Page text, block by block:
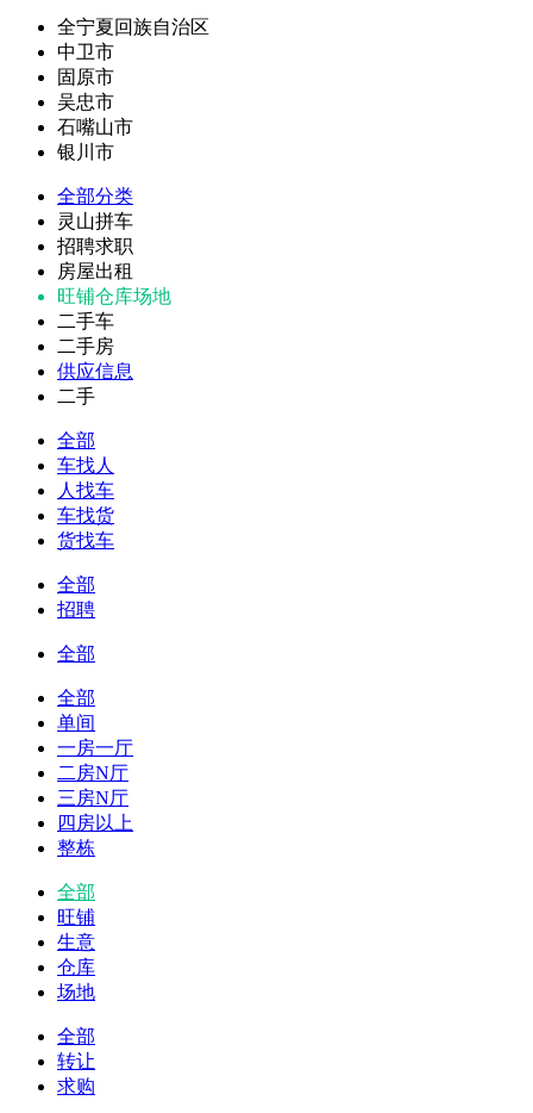
全宁夏回族自治区
中卫市
固原市
吴忠市
石嘴山市
银川市
全部分类
灵山拼车
招聘求职
房屋出租
旺铺仓库场地
二手车
二手房
供应信息
二手
全部
车找人
人找车
车找货
货找车
全部
招聘
全部
全部
单间
一房一厅
二房N厅
三房N厅
四房以上
整栋
全部
旺铺
生意
仓库
场地
全部
转让
求购